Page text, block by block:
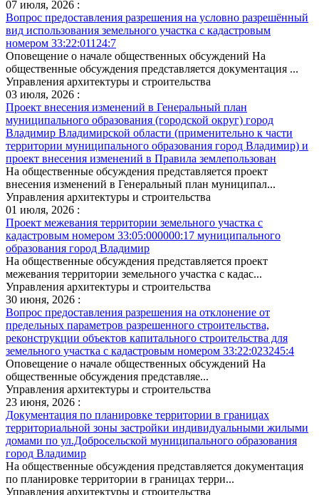
07 июля, 2026 :
Вопрос предоставления разрешения на условно разрешённый
вид использования земельного участка с кадастровым
номером 33:22:01124:7
Оповещение о начале общественных обсуждений На
общественные обсуждения представляется документация ...
Управления архитектуры и строительства
03 июля, 2026 :
Проект внесения изменений в Генеральный план
муниципального образования (городской округ) город
Владимир Владимирской области (применительно к части
территории муниципального образования город Владимир) и
проект внесения изменений в Правила землепользован
На общественные обсуждения представляется проект
внесения изменений в Генеральный план муниципал...
Управления архитектуры и строительства
01 июля, 2026 :
Проект межевания территории земельного участка с
кадастровым номером 33:05:000000:17 муниципального
образования город Владимир
На общественные обсуждения представляется проект
межевания территории земельного участка с кадас...
Управления архитектуры и строительства
30 июня, 2026 :
Вопрос предоставления разрешения на отклонение от
предельных параметров разрешенного строительства,
реконструкции объектов капитального строительства для
земельного участка с кадастровым номером 33:22:023245:4
Оповещение о начале общественных обсуждений На
общественные обсуждения представляе...
Управления архитектуры и строительства
23 июня, 2026 :
Документация по планировке территории в границах
территориальной зоны застройки индивидуальными жилыми
домами по ул.Добросельской муниципального образования
город Владимир
На общественные обсуждения представляется документация
по планировке территории в границах терри...
Управления архитектуры и строительства